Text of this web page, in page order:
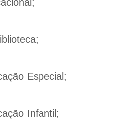
Especial;
Infantil;